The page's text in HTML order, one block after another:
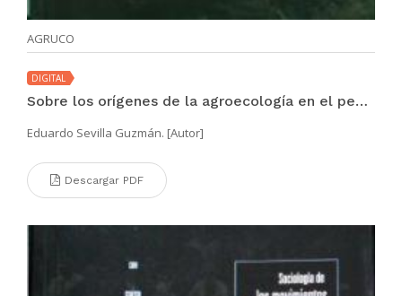
AGRUCO
DIGITAL
Sobre los orígenes de la agroecología en el pensamiento marxista y libertario
Eduardo Sevilla Guzmán. [Autor]
Descargar PDF